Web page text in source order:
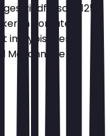
Rindfleisch (125g
Tomaten,
im typischen
Mayonnaise